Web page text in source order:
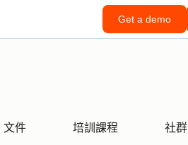
Get a demo
文件 培訓課程 社群